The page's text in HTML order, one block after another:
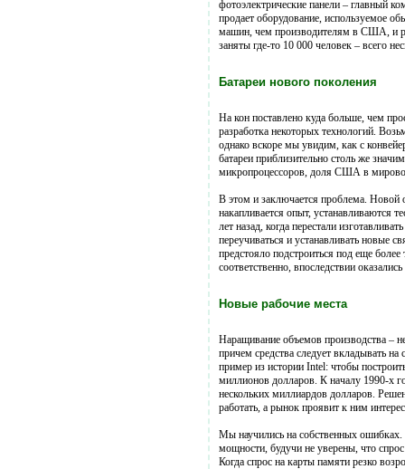
фотоэлектрические панели – главный
продает оборудование, используемое
машин, чем производителям в США, и
заняты где-то 10 000 человек – всего
Батареи нового поколения
На кон поставлено куда больше, чем
разработка некоторых технологий.
однако вскоре мы увидим, как с
батареи приблизительно столь же
микропроцессоров, доля США в
В этом и заключается проблема. Новой
накапливается опыт, устанавливаются
лет назад, когда перестали
переучиваться и устанавливать новые
предстояло подстроиться под еще
соответственно, впоследствии
Новые рабочие места
Наращивание объемов производства –
причем средства следует вкладывать
пример из истории Intel: чтобы
миллионов долларов. К началу 1990-х
нескольких миллиардов долларов.
работать, а рынок проявит к ним
Мы научились на собственных ошибках.
мощности, будучи не уверены, что
Когда спрос на карты памяти резко